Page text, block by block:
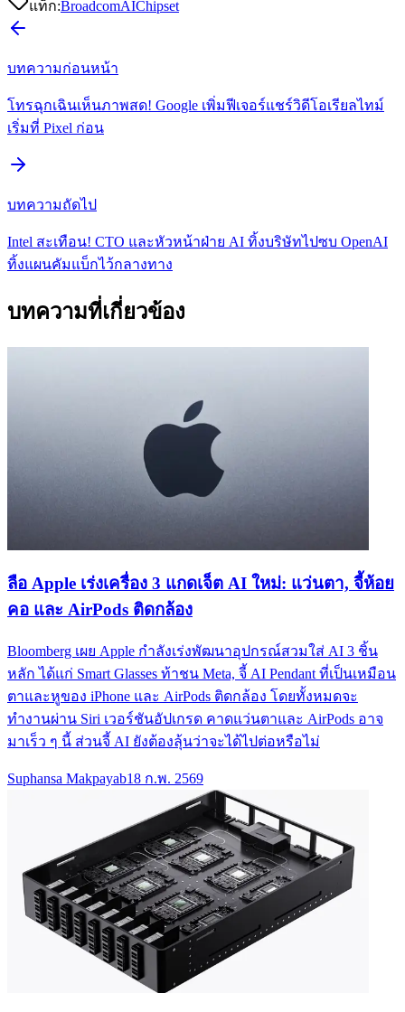
แท็ก:BroadcomAIChipset
บทความก่อนหน้า
โทรฉุกเฉินเห็นภาพสด! Google เพิ่มฟีเจอร์แชร์วิดีโอเรียลไทม์
เริ่มที่ Pixel ก่อน
บทความถัดไป
Intel สะเทือน! CTO และหัวหน้าฝ่าย AI ทิ้งบริษัทไปซบ OpenAI
ทิ้งแผนคัมแบ็กไว้กลางทาง
บทความที่เกี่ยวข้อง
ลือ Apple เร่งเครื่อง 3 แกดเจ็ต AI ใหม่: แว่นตา, จี้ห้อย
คอ และ AirPods ติดกล้อง
Bloomberg เผย Apple กำลังเร่งพัฒนาอุปกรณ์สวมใส่ AI 3 ชิ้น
หลัก ได้แก่ Smart Glasses ท้าชน Meta, จี้ AI Pendant ที่เป็นเหมือน
ตาและหูของ iPhone และ AirPods ติดกล้อง โดยทั้งหมดจะ
ทำงานผ่าน Siri เวอร์ชันอัปเกรด คาดแว่นตาและ AirPods อาจ
มาเร็ว ๆ นี้ ส่วนจี้ AI ยังต้องลุ้นว่าจะได้ไปต่อหรือไม่
Suphansa Makpayab18 ก.พ. 2569